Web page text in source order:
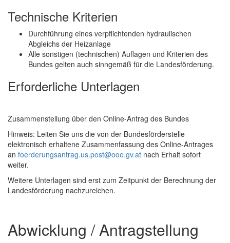
Technische Kriterien
Durchführung eines verpflichtenden hydraulischen
Abgleichs der Heizanlage
Alle sonstigen (technischen) Auflagen und Kriterien des
Bundes gelten auch sinngemäß für die Landesförderung.
Erforderliche Unterlagen
Zusammenstellung über den Online-Antrag des Bundes
Hinweis: Leiten Sie uns die von der Bundesförderstelle
elektronisch erhaltene Zusammenfassung des Online-Antrages
an foerderungsantrag.us.post@ooe.gv.at nach Erhalt sofort
weiter.
Weitere Unterlagen sind erst zum Zeitpunkt der Berechnung der
Landesförderung nachzureichen.
Abwicklung / Antragstellung